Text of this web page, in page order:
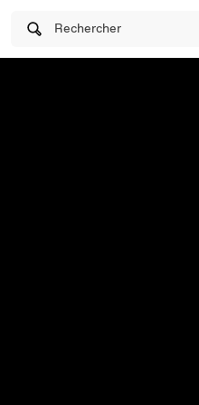
Rechercher